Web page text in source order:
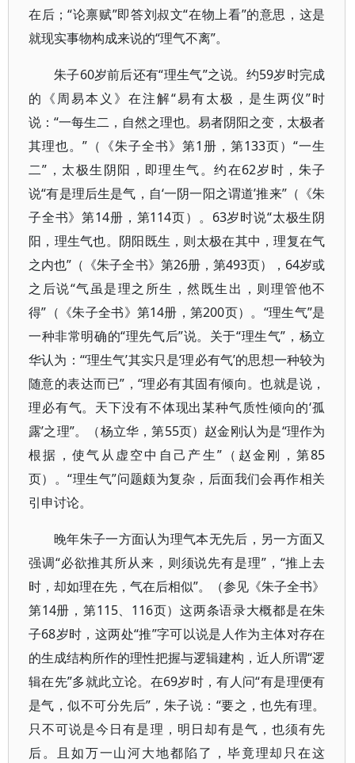
在后；“论禀赋”即答刘叔文“在物上看”的意思，这是
就现实事物构成来说的“理气不离”。
朱子60岁前后还有“理生气”之说。约59岁时完成
的《周易本义》在注解“易有太极，是生两仪”时
说：“一每生二，自然之理也。易者阴阳之变，太极者
其理也。”（《朱子全书》第1册，第133页）“一生
二”，太极生阴阳，即理生气。约在62岁时，朱子
说“有是理后生是气，自‘一阴一阳之谓道’推来”（《朱
子全书》第14册，第114页）。63岁时说“太极生阴
阳，理生气也。阴阳既生，则太极在其中，理复在气
之内也”（《朱子全书》第26册，第493页），64岁或
之后说“气虽是理之所生，然既生出，则理管他不
得”（《朱子全书》第14册，第200页）。“理生气”是
一种非常明确的“理先气后”说。关于“理生气”，杨立
华认为：“‘理生气’其实只是‘理必有气’的思想一种较为
随意的表达而已”，“理必有其固有倾向。也就是说，
理必有气。天下没有不体现出某种气质性倾向的‘孤
露’之理”。（杨立华，第55页）赵金刚认为是“理作为
根据，使气从虚空中自己产生”（赵金刚，第85
页）。“理生气”问题颇为复杂，后面我们会再作相关
引申讨论。
晚年朱子一方面认为理气本无先后，另一方面又
强调“必欲推其所从来，则须说先有是理”，“推上去
时，却如理在先，气在后相似”。（参见《朱子全书》
第14册，第115、116页）这两条语录大概都是在朱
子68岁时，这两处“推”字可以说是人作为主体对存在
的生成结构所作的理性把握与逻辑建构，近人所谓“逻
辑在先”多就此立论。在69岁时，有人问“有是理便有
是气，似不可分先后”，朱子说：“要之，也先有理。
只不可说是今日有是理，明日却有是气，也须有先
后。且如万一山河大地都陷了，毕竟理却只在这